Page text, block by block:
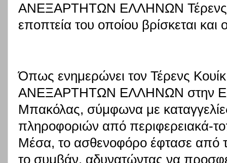
ΑΝΕΞΑΡΤΗΤΩΝ ΕΛΛΗΝΩΝ Τέρενς
εποπτεία του οποίου βρίσκεται
Όπως ενημερώνει τον Τέρενς
ΑΝΕΞΑΡΤΗΤΩΝ ΕΛΛΗΝΩΝ στην
Μπακόλας, σύμφωνα με
πληροφοριών από περιφερειακά-
Μέσα, το ασθενοφόρο έφτασε από
το συμβάν, αδυνατώντας να